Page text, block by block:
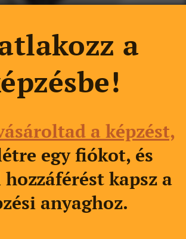
a
a képzést,
egy fiókot, és
kapsz a
anyaghoz.